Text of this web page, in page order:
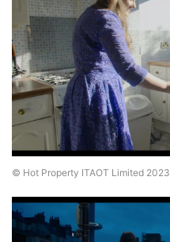
© Hot Property ITAOT Limited 2023